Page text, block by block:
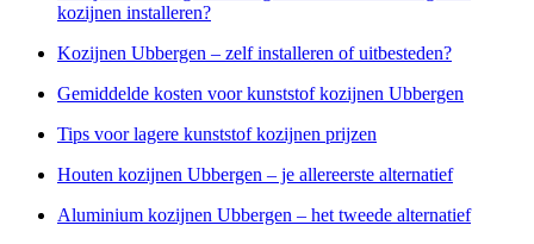
kozijnen installeren?
Kozijnen Ubbergen – zelf installeren of uitbesteden?
Gemiddelde kosten voor kunststof kozijnen Ubbergen
Tips voor lagere kunststof kozijnen prijzen
Houten kozijnen Ubbergen – je allereerste alternatief
Aluminium kozijnen Ubbergen – het tweede alternatief